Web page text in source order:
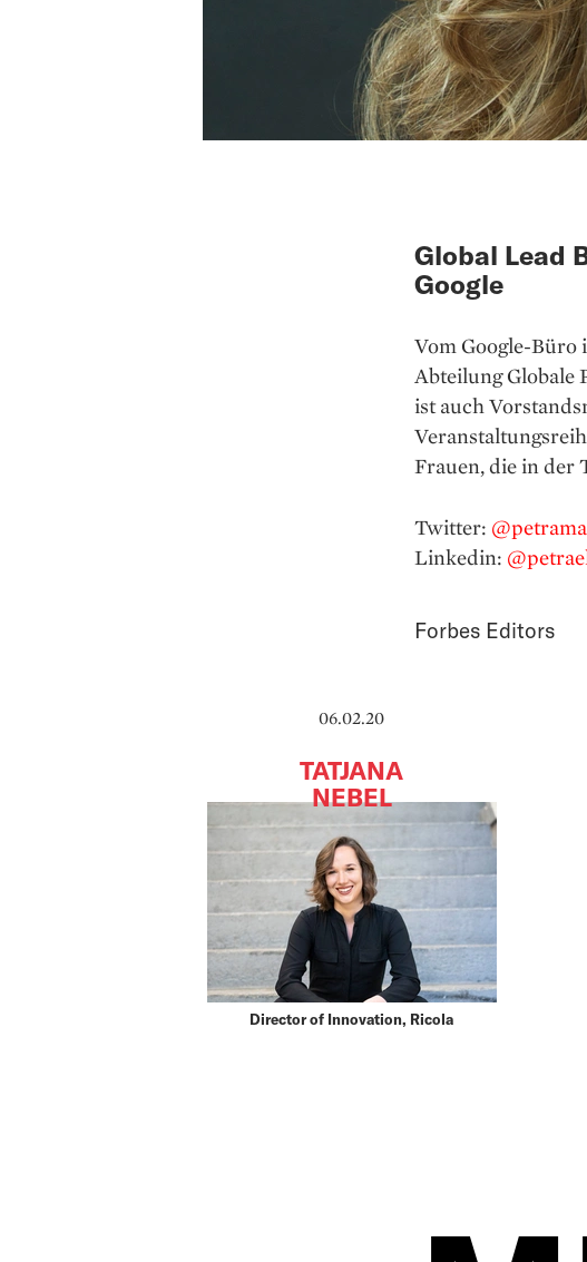
Global Lead
Google
Vom Google-
Abteilung Globale
ist auch
Frauen, die in der
Twitter:
Linkedin:
Forbes Editors
06.02.20
TATJANA
NEBEL
Director of Innovation, Ricola